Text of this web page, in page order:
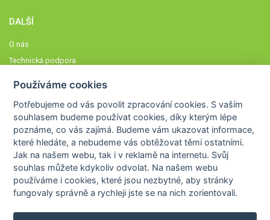
DALŠÍ
O nás
Technická podpora
Členové STOBklubu
Zásady nakládání s osobními údaji
Otestujte se
Spočítejte si
Výzva 52
Používáme cookies
Potřebujeme od vás povolit zpracování cookies. S vaším
souhlasem budeme používat cookies, díky kterým lépe
poznáme,co vás zajímá. Budeme vám ukazovat informace,
které hledáte, a nebudeme vás obtěžovat těmi ostatními.
Jak na našem webu, tak i v reklamě na internetu. Svůj
souhlas můžete kdykoliv odvolat. Na našem webu
používáme i cookies, které jsou nezbytné, aby stránky
fungovaly správně a rychleji jste se na nich zorientovali.